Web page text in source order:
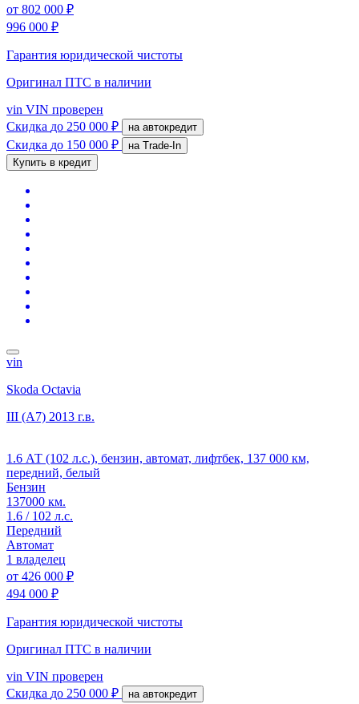
от 802 000 ₽
996 000 ₽
Гарантия юридической чистоты
Оригинал ПТС в наличии
vin VIN проверен
Скидка до 250 000 ₽ на автокредит
Скидка до 150 000 ₽
на Trade-In
Купить в кредит
vin
Skoda Octavia
III (A7) 2013 г.в.
1.6 АТ (102 л.с.), бензин, автомат, лифтбек, 137 000 км,
передний, белый
Бензин
137000 км.
1.6 / 102 л.с.
Передний
Автомат
1 владелец
от 426 000 ₽
494 000 ₽
Гарантия юридической чистоты
Оригинал ПТС в наличии
vin VIN проверен
Скидка до 250 000 ₽ на автокредит